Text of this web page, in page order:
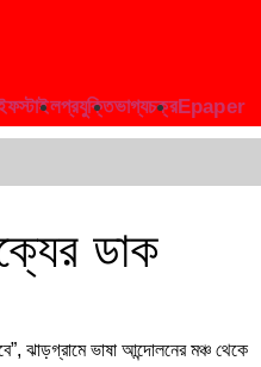
প্রযুক্তিভাগ্যচক্রEpaper
ডাক
ঝাড়গ্রামে ভাষা আন্দোলনের মঞ্চ থেকে